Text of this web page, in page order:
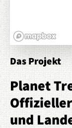
Das Projekt
Planet
und